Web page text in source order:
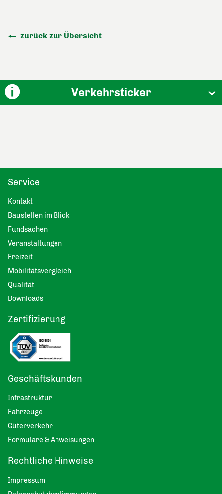
zurück zur Übersicht
Verkehrsticker
Service
Kontakt
Baustellen im Blick
Fundsachen
Veranstaltungen
Freizeit
Mobilitätsvergleich
Qualität
Downloads
Zertifizierung
Geschäftskunden
Infrastruktur
Fahrzeuge
Güterverkehr
Formulare & Anweisungen
Rechtliche Hinweise
Impressum